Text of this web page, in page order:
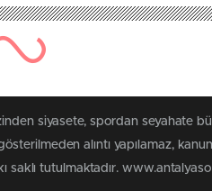
siyasete, spordan seyahate
alıntı yapılamaz,
saklı tutulmaktadır.